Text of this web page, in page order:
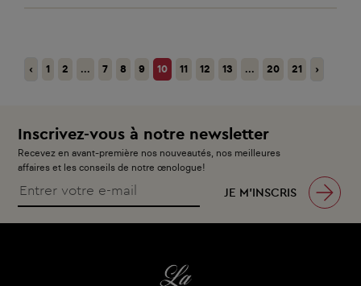
‹ 1 2 ... 7 8 9 10 11 12 13 ... 20 21 ›
Inscrivez-vous à notre newsletter
Recevez en avant-première nos nouveautés, nos meilleures
affaires et les conseils de notre œnologue!
JE M’INSCRIS